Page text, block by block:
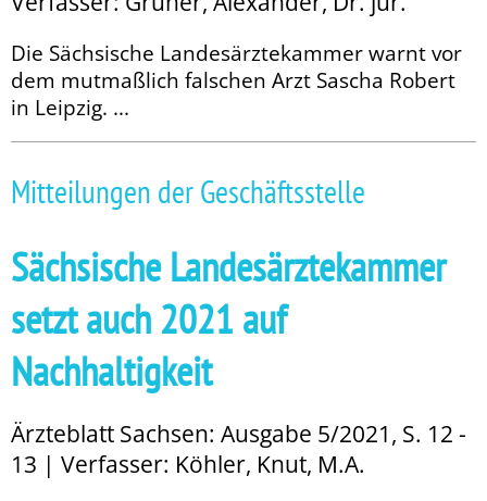
Die Sächsische Landesärztekammer warnt vor
dem mutmaßlich falschen Arzt Sascha Robert
in Leipzig. ...
Mitteilungen der Geschäftsstelle
Sächsische Landesärztekammer
setzt auch 2021 auf
Nachhaltigkeit
Ärzteblatt Sachsen: Ausgabe 5/2021, S. 12 -
13 | Verfasser: Köhler, Knut, M.A.